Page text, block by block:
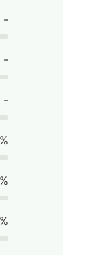
-
-
-